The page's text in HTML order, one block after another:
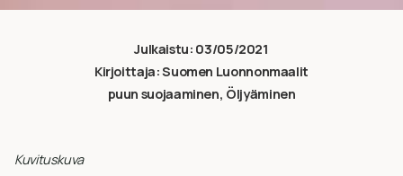
Julkaistu: 03/05/2021
Kirjoittaja:Suomen Luonnonmaalit
puun suojaaminen, Öljyäminen
Kuvituskuva